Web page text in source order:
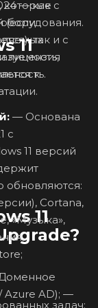
которые
— как с
(если
так и с
лицензия
к
11
с
11 версий
обновляются:
Cortana,
«Музыка»,
AD); —
11
задач: